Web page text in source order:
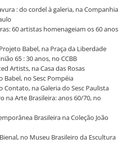
: do cordel à galeria, na Companhia
60 artistas homenageiam os 60 anos
Babel, na Praça da Liberdade
65 : 30 anos, no CCBB
Artists, na Casa das Rosas
Babel, no Sesc Pompéia
Contato, na Galeria do Sesc Paulista
na Arte Brasileira: anos 60/70, no
Brasileira na Coleção João
no Museu Brasileiro da Escultura